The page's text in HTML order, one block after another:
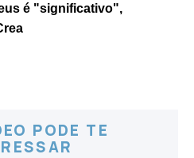
é "significativo",
PODE TE